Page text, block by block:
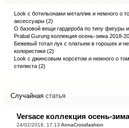
Look с ботильонами металлик и немного о
аксессуары (2)
О базовой вещи гардероба по типу фигуры
Prabal Gurung коллекция осень-зима 2018-
Бежевый тотал лук с платьем в горошек и
колористики (2)
Look с джинсовым корсетом и немного о
стилиста (2)
Случайная статья
Versace коллекция осень-
24/02/2019, 17:13 AnnaCrossfashion